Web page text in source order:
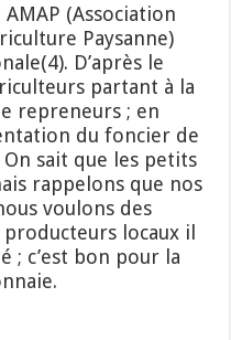
(Association
Paysanne)
D’après le
partant à la
repreneurs ; en
du foncier de
sait que les petits
rappelons que nos
voulons des
locaux il
c’est bon pour la